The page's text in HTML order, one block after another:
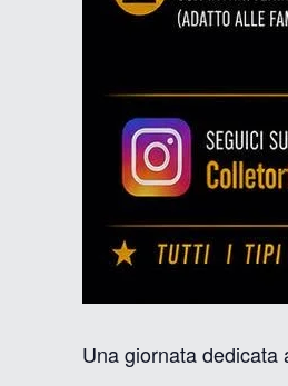
Una giornata dedicata